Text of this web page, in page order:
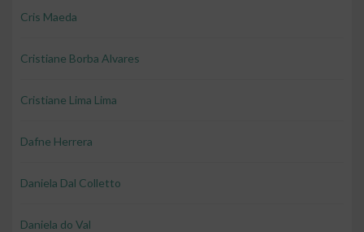
Cris Maeda
Cristiane Borba Alvares
Cristiane Lima Lima
Dafne Herrera
Daniela Dal Colletto
Daniela do Val